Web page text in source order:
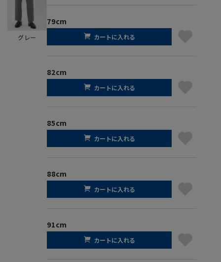
グレー
79cm
カートに入れる
82cm
カートに入れる
85cm
カートに入れる
88cm
カートに入れる
91cm
カートに入れる